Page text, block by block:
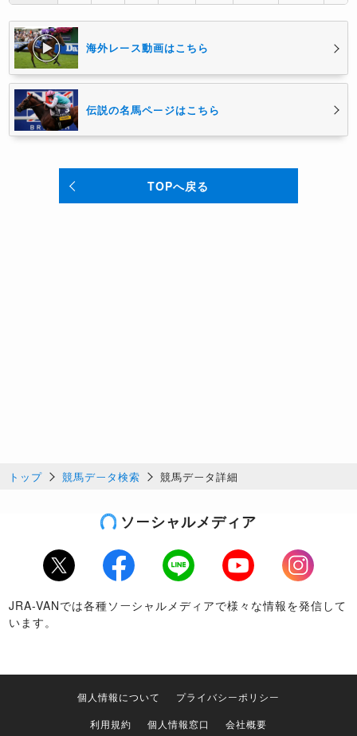
海外レース動画はこちら
伝説の名馬ページはこちら
TOPへ戻る
トップ 競馬データ検索 競馬データ詳細
ソーシャルメディア
Twitter Facebook LINE Youtube
Instagram
JRA-VANでは各種ソーシャルメディアで様々な情報を発信して
います。
個人情報について
プライバシーポリシー
利用規約
個人情報窓口 会社概要